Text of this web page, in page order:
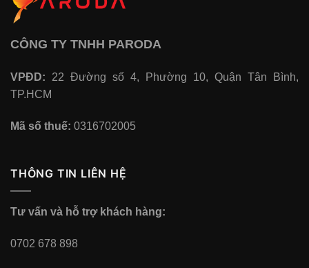
CÔNG TY TNHH PARODA
VPĐD: 22 Đường số 4, Phường 10, Quận Tân Bình,
TP.HCM
Mã số thuế: 0316702005
THÔNG TIN LIÊN HỆ
Tư vấn và hỗ trợ khách hàng:
0702 678 898